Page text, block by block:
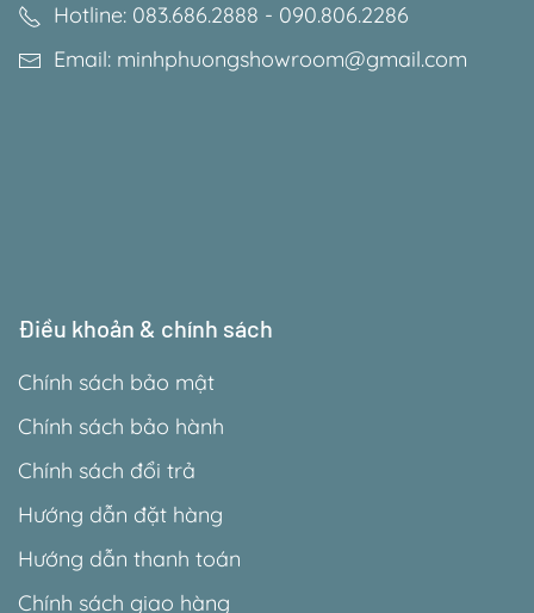
Hotline: 083.686.2888 - 090.806.2286
Email: minhphuongshowroom@gmail.com
Điều khoản & chính sách
Chính sách bảo mật
Chính sách bảo hành
Chính sách đổi trả
Hướng dẫn đặt hàng
Hướng dẫn thanh toán
Chính sách giao hàng